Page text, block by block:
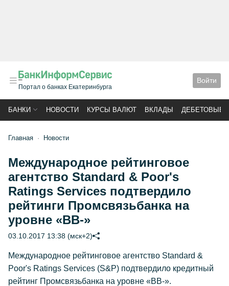
Портал о банках Екатеринбурга
Войти
БАНКИ НОВОСТИ КУРСЫ ВАЛЮТ ВКЛАДЫ ДЕБЕТОВЫЕ
Главная Новости
Международное рейтинговое
агентство Standard & Poor's
Ratings Services подтвердило
рейтинги Промсвязьбанка на
уровне «BB-»
03.10.2017 13:38 (мск+2)
Международное рейтинговое агентство Standard &
Poor's Ratings Services (S&P) подтвердило кредитный
рейтинг Промсвязьбанка на уровне «ВВ-».